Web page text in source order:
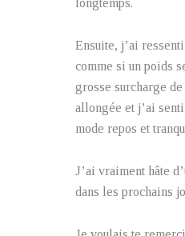
Ensuite, j’ai
comme si un poids
grosse surcharge
allongée et j’ai
mode repos et
J’ai vraiment hâte
dans les prochains